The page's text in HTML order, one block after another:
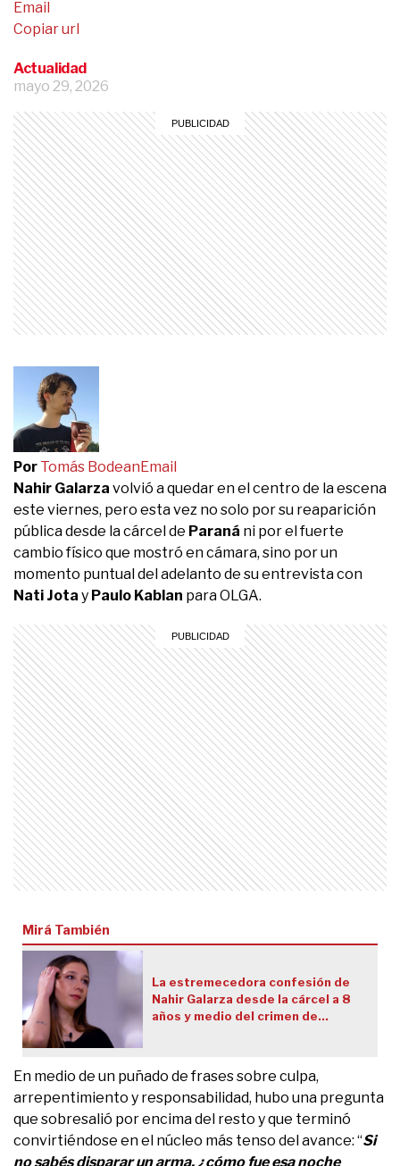
Actualidad
mayo 29, 2026
Email
Copiar url
Por Tomás BodeanEmail
Nahir Galarza volvió a quedar en el centro de la escena
este viernes, pero esta vez no solo por su reaparición
pública desde la cárcel de Paraná ni por el fuerte
cambio físico que mostró en cámara, sino por un
momento puntual del adelanto de su entrevista con
Nati Jota y Paulo Kablan para OLGA.
Mirá También
La estremecedora confesión de
Nahir Galarza desde la cárcel a 8
años y medio del crimen de
En medio de un puñado de frases sobre culpa,
arrepentimiento y responsabilidad, hubo una pregunta
que sobresalió por encima del resto y que terminó
convirtiéndose en el núcleo más tenso del avance: “Si
no sabés disparar un arma, ¿cómo fue esa noche